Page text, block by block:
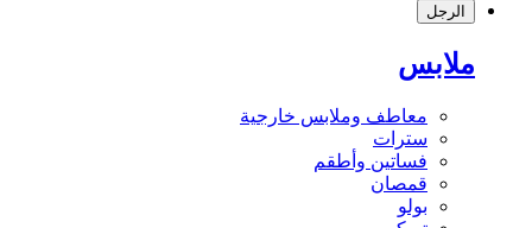
الرجل
ملابس
معاطف وملابس خارجية
سترات
فساتين وأطقم
قمصان
بولو